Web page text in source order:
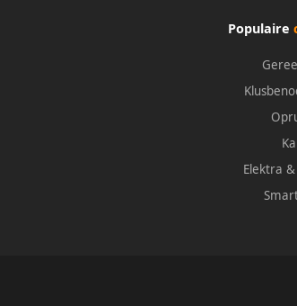
Populaire
Elektra